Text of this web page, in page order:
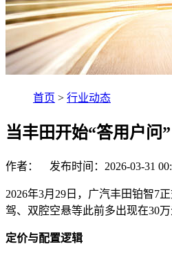
首页 > 行业动态
当丰田开始“答用户问
作者： 发布时间：2026-03-31
2026年3月29日，广汽丰田铂智7
驾、双腔空悬等此前多出现在30
定价与配置逻辑